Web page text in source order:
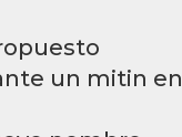
un mitin en